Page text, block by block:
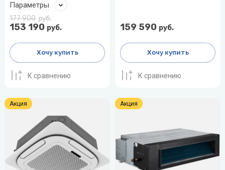
Параметры
177 900 руб.
153 190 руб.
Хочу купить
К сравнению
159 590 руб.
Хочу купить
К сравнению
Акция Акция